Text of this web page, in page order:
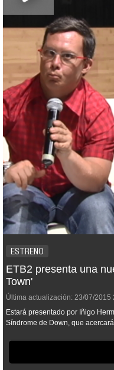
ESTRENO
ETB2 presenta una
Town'
Última actualización: 23/07/2015
Estará presentado por Iñigo
Síndrome de Down, que